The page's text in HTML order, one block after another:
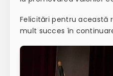
Felicitări pentru această
mult succes în